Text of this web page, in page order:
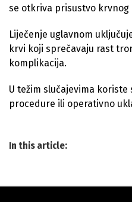
se otkriva prisustvo krvnog
Liječenje uglavnom
krvi koji sprečavaju rast
komplikacija.
U težim slučajevima
procedure ili operativno
In this article: